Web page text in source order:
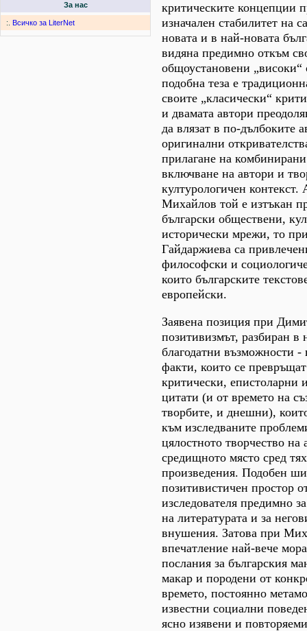
За нас
:. Всичко за LiterNet
критическите концепции
изначален стабилитет на
новата и в най-новата
видяна предимно откъм
общоустановени „високи“
подобна теза е
своите „класически“
и двамата автори
да влязат в по-дълбоките
оригинални
прилагане на
включване на автори и
културологичен
Михайлов той е изтъкан
български обществени,
исторически мрежи, то
Гайдаржиева са
философски и
които българските
европейски.
Заявена позиция при
позитивизмът, разбиран в
благодатни възможности
факти, които се
критически, епистоларни
цитати (и от времето на
творбите, и днешни),
към изследваните
цялостното творчество на
средищното място сред
произведения. Подобен
позитивистичен простор
изследователя предимно
на литературата и за
внушения. Затова при
впечатление най-вече
послания за българския
макар и породени от
времето, постоянно
известни социални
ясно изявени и